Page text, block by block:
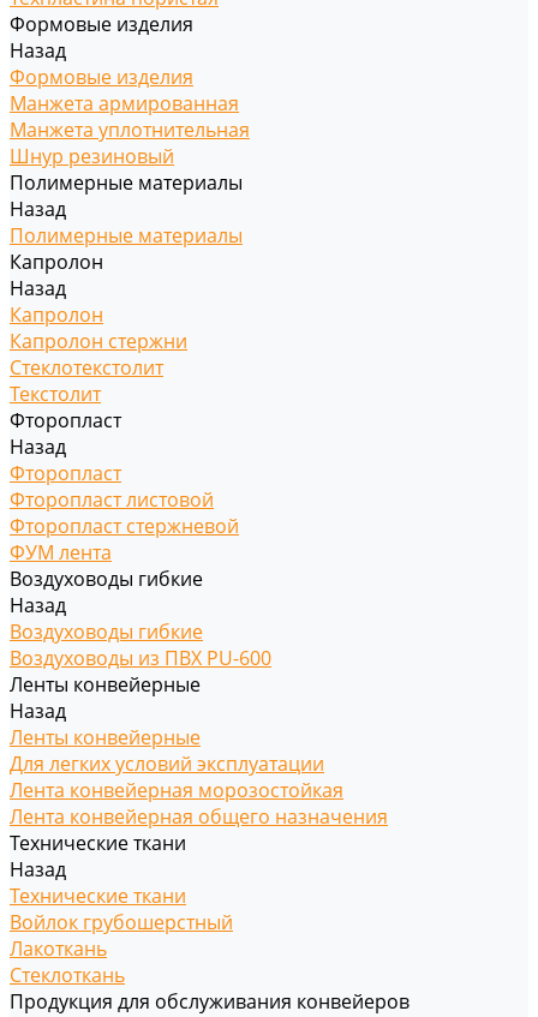
Формовые изделия
Назад
Формовые изделия
Манжета армированная
Манжета уплотнительная
Шнур резиновый
Полимерные материалы
Назад
Полимерные материалы
Капролон
Назад
Капролон
Капролон стержни
Стеклотекстолит
Текстолит
Фторопласт
Назад
Фторопласт
Фторопласт листовой
Фторопласт стержневой
ФУМ лента
Воздуховоды гибкие
Назад
Воздуховоды гибкие
Воздуховоды из ПВХ PU-600
Ленты конвейерные
Назад
Ленты конвейерные
Для легких условий эксплуатации
Лента конвейерная морозостойкая
Лента конвейерная общего назначения
Технические ткани
Назад
Технические ткани
Войлок грубошерстный
Лакоткань
Стеклоткань
Продукция для обслуживания конвейеров